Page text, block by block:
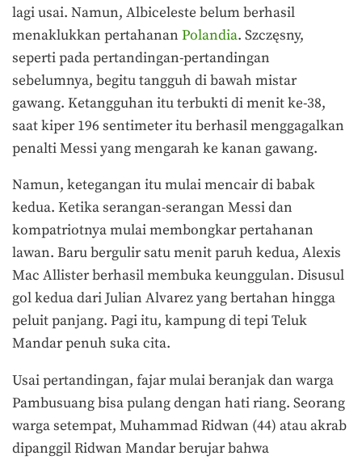
lagi usai. Namun, Albiceleste belum berhasil
menaklukkan pertahanan Polandia. Szczęsny,
seperti pada pertandingan-pertandingan
sebelumnya, begitu tangguh di bawah mistar
gawang. Ketangguhan itu terbukti di menit ke-38,
saat kiper 196 sentimeter itu berhasil menggagalkan
penalti Messi yang mengarah ke kanan gawang.
Namun, ketegangan itu mulai mencair di babak
kedua. Ketika serangan-serangan Messi dan
kompatriotnya mulai membongkar pertahanan
lawan. Baru bergulir satu menit paruh kedua, Alexis
Mac Allister berhasil membuka keunggulan. Disusul
gol kedua dari Julian Alvarez yang bertahan hingga
peluit panjang. Pagi itu, kampung di tepi Teluk
Mandar penuh suka cita.
Usai pertandingan, fajar mulai beranjak dan warga
Pambusuang bisa pulang dengan hati riang. Seorang
warga setempat, Muhammad Ridwan (44) atau akrab
dipanggil Ridwan Mandar berujar bahwa